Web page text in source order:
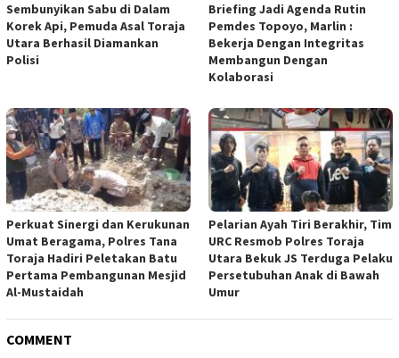
Sembunyikan Sabu di Dalam
Korek Api, Pemuda Asal Toraja
Utara Berhasil Diamankan
Polisi
Briefing Jadi Agenda Rutin
Pemdes Topoyo, Marlin :
Bekerja Dengan Integritas
Membangun Dengan
Kolaborasi
Perkuat Sinergi dan Kerukunan
Umat Beragama, Polres Tana
Toraja Hadiri Peletakan Batu
Pertama Pembangunan Mesjid
Al-Mustaidah
Pelarian Ayah Tiri Berakhir, Tim
URC Resmob Polres Toraja
Utara Bekuk JS Terduga Pelaku
Persetubuhan Anak di Bawah
Umur
COMMENT